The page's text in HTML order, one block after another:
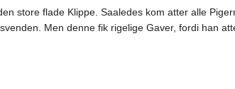
store flade Klippe. Saaledes kom atter alle
Men denne fik rigelige Gaver, fordi han